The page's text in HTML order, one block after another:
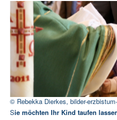
© Rebekka Dierkes, bilder-
Sie möchten Ihr Kind taufen